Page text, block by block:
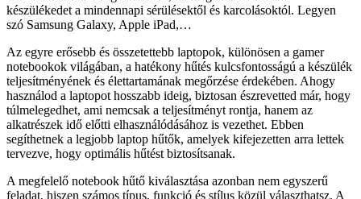
készülékedet a mindennapi sérülésektől és karcolásoktól. Legyen
szó Samsung Galaxy, Apple iPad,…
Az egyre erősebb és összetettebb laptopok, különösen a gamer
notebookok világában, a hatékony hűtés kulcsfontosságú a készülék
teljesítményének és élettartamának megőrzése érdekében. Ahogy
használod a laptopot hosszabb ideig, biztosan észrevetted már, hogy
túlmelegedhet, ami nemcsak a teljesítményt rontja, hanem az
alkatrészek idő előtti elhasználódásához is vezethet. Ebben
segíthetnek a legjobb laptop hűtők, amelyek kifejezetten arra lettek
tervezve, hogy optimális hűtést biztosítsanak.
A megfelelő notebook hűtő kiválasztása azonban nem egyszerű
feladat, hiszen számos típus, funkció és stílus közül választhatsz. A